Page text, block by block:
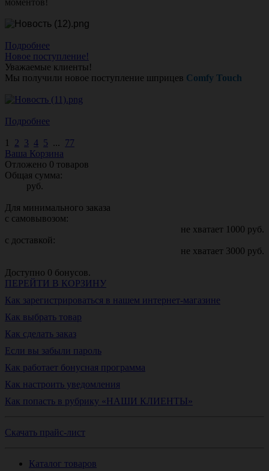
моментов!
Подробнее
Новое поступление!
Уважаемые клиенты!
Мы получили новое поступление шприцев Comfy Touch
Подробнее
1 2 3 4 5 ... 77
Ваша Корзина
Отложено 0 товаров
Общая сумма:
руб.
Для минимального заказа
с самовывозом:
не хватает 1000 руб.
с доставкой:
не хватает 3000 руб.
Доступно 0 бонусов.
ПЕРЕЙТИ В КОРЗИНУ
Как зарегистрироваться в нашем интернет-магазине
Как выбрать товар
Как сделать заказ
Если вы забыли пароль
Как работает бонусная программа
Как настроить уведомления
Как попасть в рубрику «НАШИ КЛИЕНТЫ»
Скачать прайс-лист
Каталог товаров